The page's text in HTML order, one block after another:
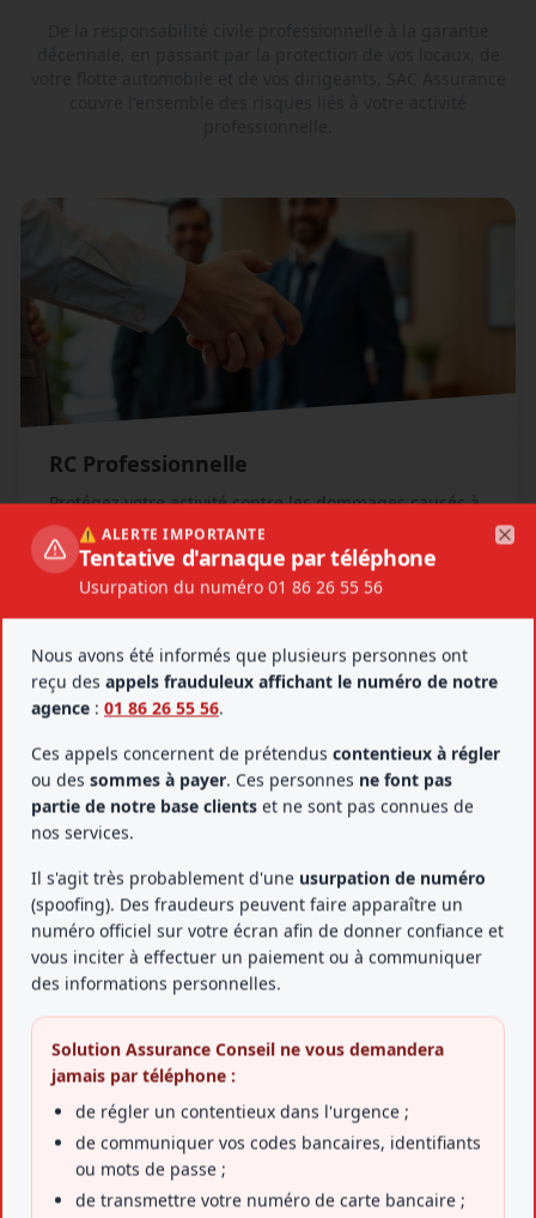
RC Professionnelle
Protégez votre activité contre les dommages causés à
des tiers dans le cadre de votre métier.
En savoir plus
Assurance Décennale
Garantie obligatoire pour les professionnels du BTP
couvrant les dommages pendant 10 ans.
En savoir plus
⚠️ ALERTE IMPORTANTE
Tentative d'arnaque par téléphone
Usurpation du numéro 01 86 26 55 56
Nous avons été informés que plusieurs personnes ont
reçu des appels frauduleux affichant le numéro de notre
agence : 01 86 26 55 56.
Ces appels concernent de prétendus contentieux à régler
ou des sommes à payer. Ces personnes ne font pas
partie de notre base clients et ne sont pas connues de
nos services.
Il s'agit très probablement d'une usurpation de numéro
(spoofing). Des fraudeurs peuvent faire apparaître un
numéro officiel sur votre écran afin de donner confiance et
vous inciter à effectuer un paiement ou à communiquer
des informations personnelles.
Solution Assurance Conseil ne vous demandera
jamais par téléphone :
de régler un contentieux dans l'urgence ;
de communiquer vos codes bancaires, identifiants
ou mots de passe ;
de transmettre votre numéro de carte bancaire ;